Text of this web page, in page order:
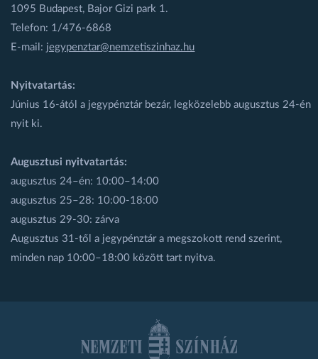
1095 Budapest, Bajor Gizi park 1.
Telefon: 1/476-6868
E-mail: jegypenztar@nemzetiszinhaz.hu
Nyitvatartás:
Június 16-ától a jegypénztár bezár, legközelebb augusztus 24-én
nyit ki.
Augusztusi nyitvatartás:
augusztus 24–én: 10:00–14:00
augusztus 25–28: 10:00-18:00
augusztus 29-30: zárva
Augusztus 31-től a jegypénztár a megszokott rend szerint,
minden nap 10:00–18:00 között tart nyitva.